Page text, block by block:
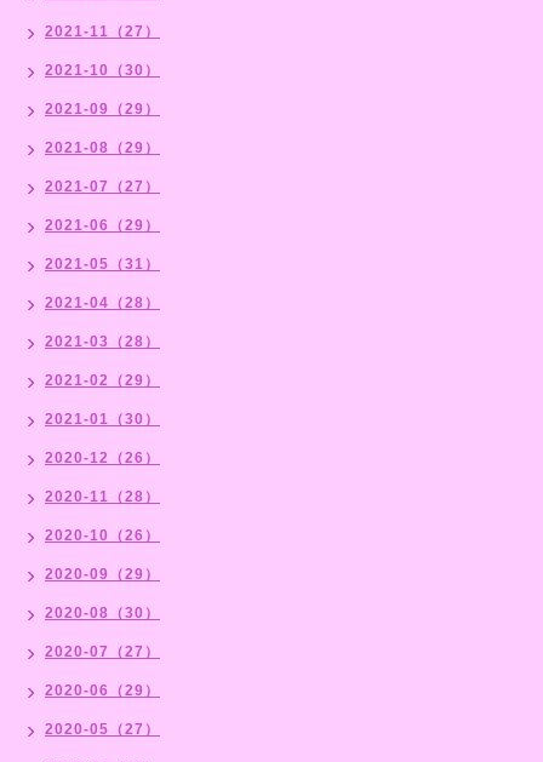
2021-11（27）
2021-10（30）
2021-09（29）
2021-08（29）
2021-07（27）
2021-06（29）
2021-05（31）
2021-04（28）
2021-03（28）
2021-02（29）
2021-01（30）
2020-12（26）
2020-11（28）
2020-10（26）
2020-09（29）
2020-08（30）
2020-07（27）
2020-06（29）
2020-05（27）